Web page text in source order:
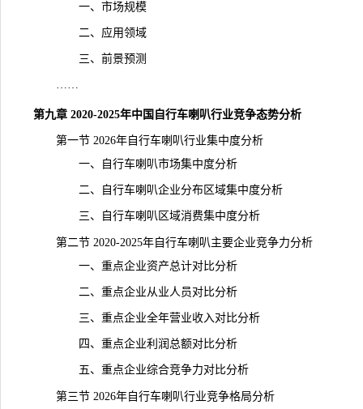
一、市场规模
二、应用领域
三、 前景预测
……
第九章 2020-2025年中国自行车喇叭行业竞争态势分析
第一节 2026年自行车喇叭行业集中度分析
一、自行车喇叭市场集中度分析
二、自行车喇叭企业分布区域集中度分析
三、自行车喇叭区域消费集中度分析
第二节 2020-2025年自行车喇叭主要企业竞争力分析
一、重点企业资产总计对比分析
二、重点企业从业人员对比分析
三、重点企业全年营业收入对比分析
四、重点企业利润总额对比分析
五、重点企业综合竞争力对比分析
第三节 2026年自行车喇叭行业竞争格局分析